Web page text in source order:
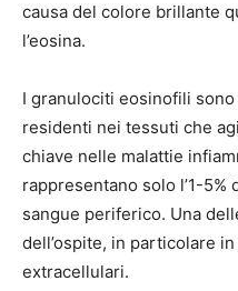
causa del colore brillante
l’eosina.
I granulociti eosinofili
residenti nei tessuti che
chiave nelle malattie
rappresentano solo l’1-
sangue periferico. Una
dell’ospite, in particolare
extracellulari.